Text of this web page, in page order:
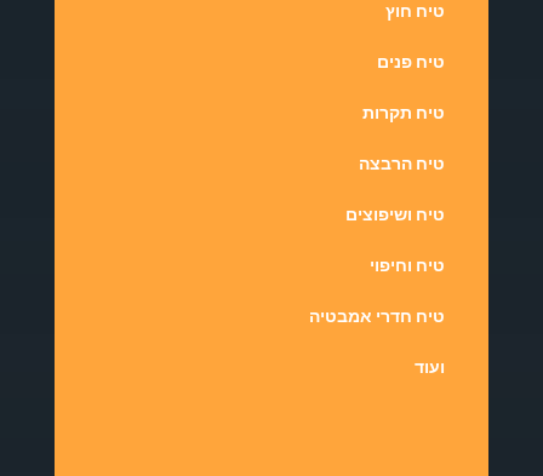
טיח חוץ
טיח פנים
טיח תקרות
טיח הרבצה
טיח ושיפוצים
טיח וחיפוי
טיח חדרי אמבטיה
ועוד